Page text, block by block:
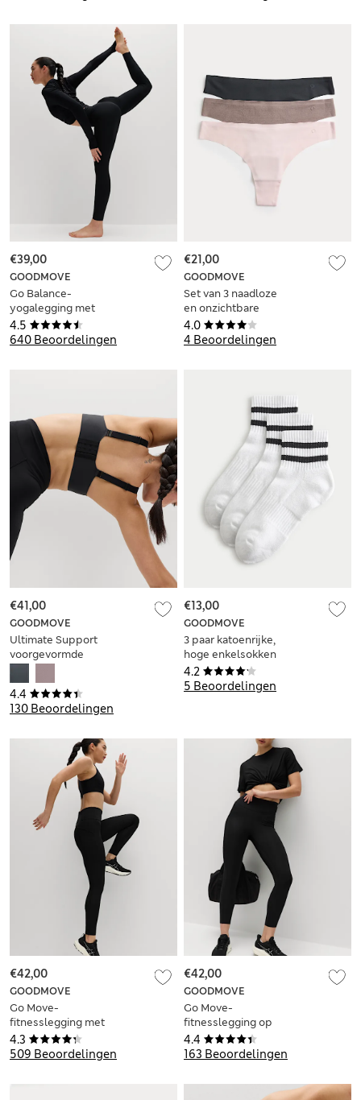
4.5
640 Beoordelingen
GOODMOVE
Go Balance-
yogalegging met
tailleband in
wikkelstijl
€39,00
4.0
4 Beoordelingen
GOODMOVE
Set van 3 naadloze
en onzichtbare
strings
€21,00
4.4
130 Beoordelingen
GOODMOVE
Ultimate Support
voorgevormde
sportbeha, A-H
€41,00
4.2
5 Beoordelingen
GOODMOVE
3 paar katoenrijke,
hoge enkelsokken
met streepmotief
€13,00
4.3
509 Beoordelingen
GOODMOVE
Go Move-
fitnesslegging met
hoge taille
€42,00
4.4
163 Beoordelingen
GOODMOVE
Go Move-
fitnesslegging op
7/8-lengte met
hoge taille
€42,00